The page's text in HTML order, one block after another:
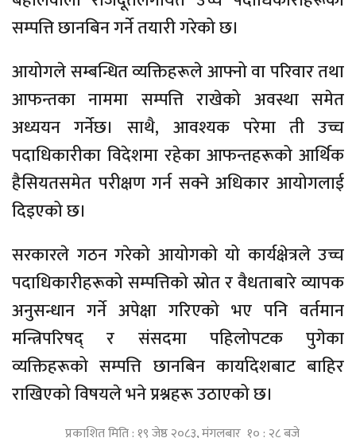
सम्पत्ति छानबिन गर्ने तयारी गरेको छ।
आयोगले सम्बन्धित व्यक्तिहरूले आफ्नो वा परिवार तथा
आफन्तका नाममा सम्पत्ति राखेको अवस्था समेत
अध्ययन गर्नेछ। साथै, आवश्यक परेमा ती उच्च
पदाधिकारीका विदेशमा रहेका आफन्तहरूको आर्थिक
हैसियतसमेत परीक्षण गर्न सक्ने अधिकार आयोगलाई
दिइएको छ।
सरकारले गठन गरेको आयोगको यो कार्यक्षेत्रले उच्च
पदाधिकारीहरूको सम्पत्तिको स्रोत र वैधताबारे व्यापक
अनुसन्धान गर्ने अपेक्षा गरिएको भए पनि वर्तमान
मन्त्रिपरिषद् र संसदमा पहिलोपटक पुगेका
व्यक्तिहरूको सम्पत्ति छानबिन कार्यादेशबाट बाहिर
राखिएको विषयले भने प्रश्नहरू उठाएको छ।
प्रकाशित मिति : १९ जेष्ठ २०८३, मंगलबार १० : २८ बजे